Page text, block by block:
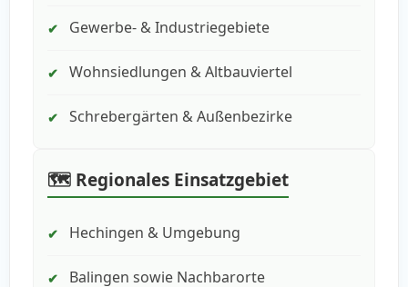
✔ Gewerbe- & Industriegebiete
✔ Wohnsiedlungen & Altbauviertel
✔ Schrebergärten & Außenbezirke
🗺️ Regionales Einsatzgebiet
✔ Hechingen & Umgebung
✔ Balingen sowie Nachbarorte